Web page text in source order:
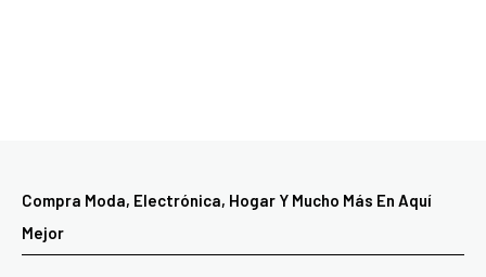
Compra Moda, Electrónica, Hogar Y Mucho Más En Aquí
Mejor